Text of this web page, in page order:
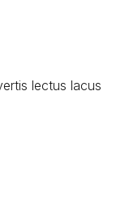
lectus lacus